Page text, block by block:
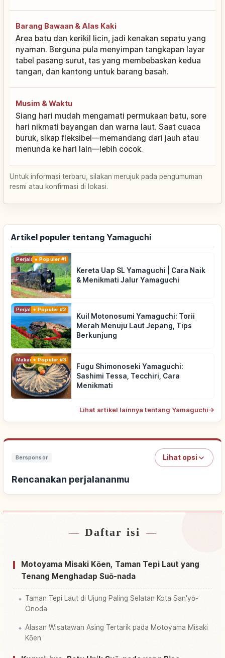
Barang Bawaan & Alas Kaki
Area batu dan kerikil licin, jadi kenakan sepatu yang
nyaman. Berguna pula menyimpan tangkapan layar
tabel pasang surut, tas yang membebaskan kedua
tangan, dan kantong untuk barang basah.
Musim & Waktu
Siang hari mudah mengamati permukaan batu, sore
hari nikmati bayangan dan warna laut. Saat cuaca
buruk, sikap fleksibel—memandang dari jauh atau
menunda ke hari lain—lebih cocok.
Untuk informasi terbaru, silakan merujuk pada pengumuman
resmi atau konfirmasi di lokasi.
Artikel populer tentang Yamaguchi
PerjalananPopuler #1
Kereta Uap SL Yamaguchi | Cara Naik
& Menikmati Jalur Yamaguchi
PerjalananPopuler #2
Kuil Motonosumi Yamaguchi: Torii
Merah Menuju Laut Jepang, Tips
Berkunjung
Makanan Populer #3
Fugu Shimonoseki Yamaguchi:
Sashimi Tessa, Tecchiri, Cara
Menikmati
Lihat artikel lainnya tentang Yamaguchi→
Bersponsor Lihat opsi
Rencanakan perjalananmu
Cari penginapan
Cari aktivitas↗
Daftar isi
Motoyama Misaki Kōen, Taman Tepi Laut yang
Tenang Menghadap Suō-nada
Taman Tepi Laut di Ujung Paling Selatan Kota San'yō-
Onoda
Alasan Wisatawan Asing Tertarik pada Motoyama Misaki
Kōen